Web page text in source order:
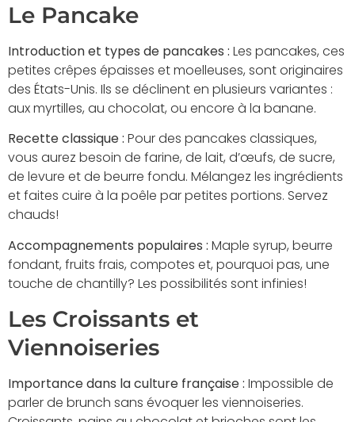
Le Pancake
Introduction et types de pancakes : Les pancakes, ces
petites crêpes épaisses et moelleuses, sont originaires
des États-Unis. Ils se déclinent en plusieurs variantes :
aux myrtilles, au chocolat, ou encore à la banane.
Recette classique : Pour des pancakes classiques,
vous aurez besoin de farine, de lait, d’œufs, de sucre,
de levure et de beurre fondu. Mélangez les ingrédients
et faites cuire à la poêle par petites portions. Servez
chauds!
Accompagnements populaires : Maple syrup, beurre
fondant, fruits frais, compotes et, pourquoi pas, une
touche de chantilly? Les possibilités sont infinies!
Les Croissants et
Viennoiseries
Importance dans la culture française : Impossible de
parler de brunch sans évoquer les viennoiseries.